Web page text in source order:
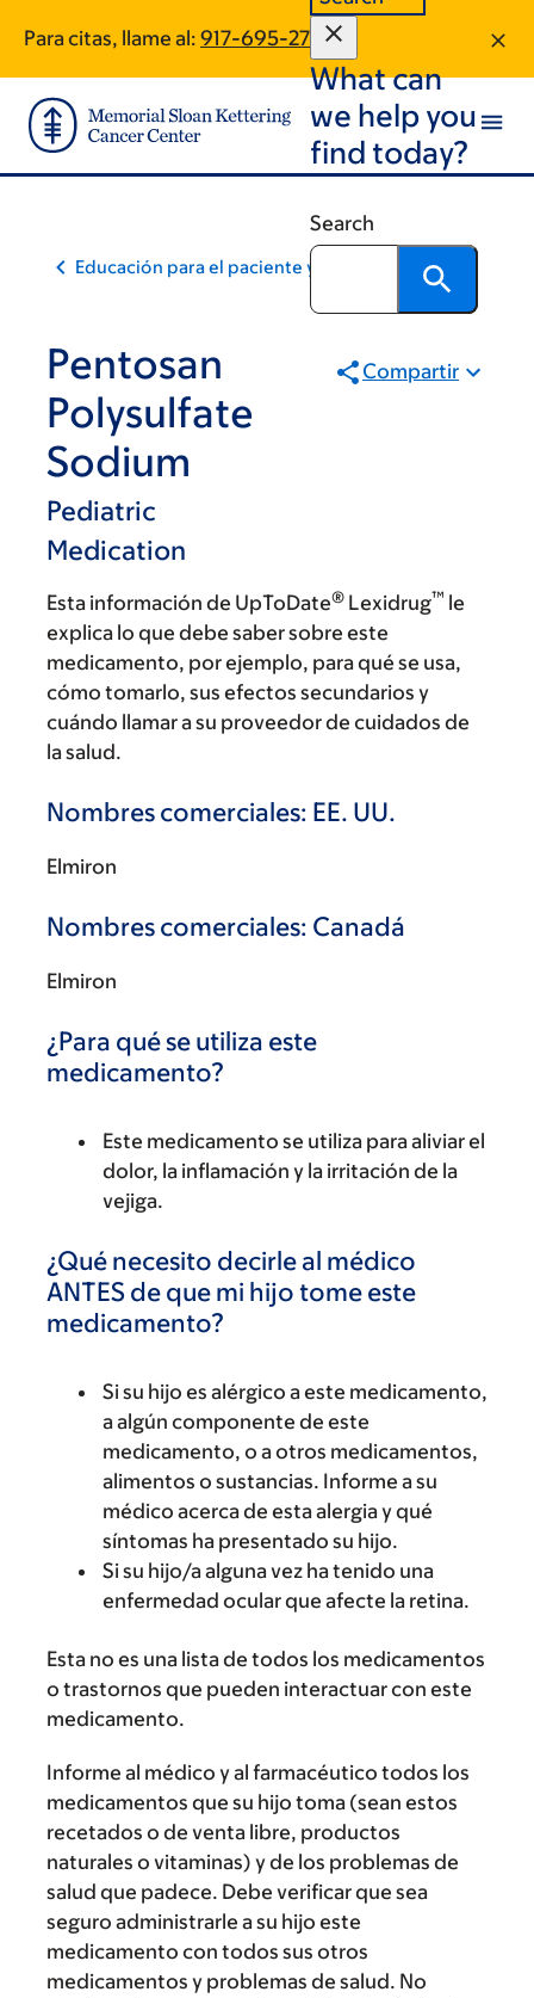
main
content
footer
Para citas, llame al: 917-695-2720
What can
we help you
find today?
Search
Educación para el paciente y la comunidad
Pentosan
Polysulfate
Sodium
Pediatric
Medication
Compartir
Esta información de UpToDate® Lexidrug™ le
explica lo que debe saber sobre este
medicamento, por ejemplo, para qué se usa,
cómo tomarlo, sus efectos secundarios y
cuándo llamar a su proveedor de cuidados de
la salud.
Nombres comerciales: EE. UU.
Elmiron
Nombres comerciales: Canadá
Elmiron
¿Para qué se utiliza este
medicamento?
Este medicamento se utiliza para aliviar el
dolor, la inflamación y la irritación de la
vejiga.
¿Qué necesito decirle al médico
ANTES de que mi hijo tome este
medicamento?
Si su hijo es alérgico a este medicamento,
a algún componente de este
medicamento, o a otros medicamentos,
alimentos o sustancias. Informe a su
médico acerca de esta alergia y qué
síntomas ha presentado su hijo.
Si su hijo/a alguna vez ha tenido una
enfermedad ocular que afecte la retina.
Esta no es una lista de todos los medicamentos
o trastornos que pueden interactuar con este
medicamento.
Informe al médico y al farmacéutico todos los
medicamentos que su hijo toma (sean estos
recetados o de venta libre, productos
naturales o vitaminas) y de los problemas de
salud que padece. Debe verificar que sea
seguro administrarle a su hijo este
medicamento con todos sus otros
medicamentos y problemas de salud. No